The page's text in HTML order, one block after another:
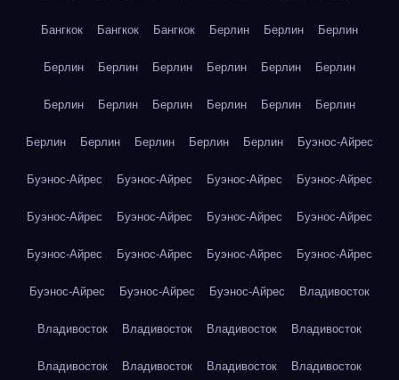
Бангкок Бангкок Бангкок Берлин Берлин Берлин
Берлин Берлин Берлин Берлин Берлин Берлин
Берлин Берлин Берлин Берлин Берлин Берлин
Берлин Берлин Берлин Берлин Берлин Буэнос-Айрес
Буэнос-Айрес Буэнос-Айрес Буэнос-Айрес Буэнос-Айрес
Буэнос-Айрес Буэнос-Айрес Буэнос-Айрес Буэнос-Айрес
Буэнос-Айрес Буэнос-Айрес Буэнос-Айрес Буэнос-Айрес
Буэнос-Айрес Буэнос-Айрес Буэнос-Айрес Владивосток
Владивосток Владивосток Владивосток Владивосток
Владивосток Владивосток Владивосток Владивосток